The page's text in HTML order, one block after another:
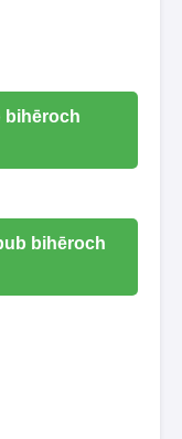
bihēroch
bihēroch